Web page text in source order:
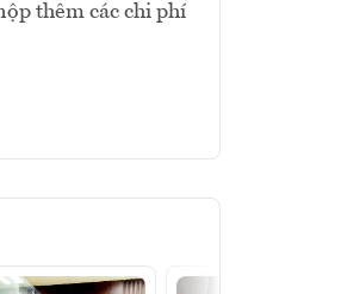
thêm các chi phí